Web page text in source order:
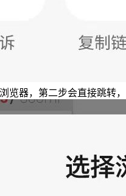
览器，第二步会直接跳转